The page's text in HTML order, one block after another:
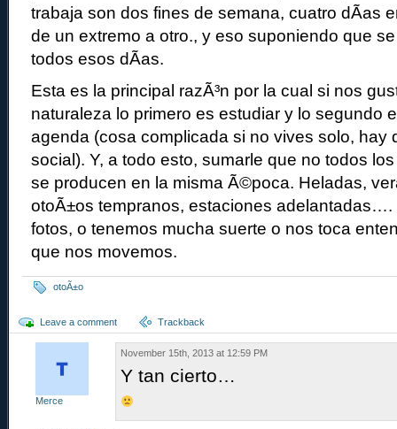
trabaja son dos fines de semana, cuatro dÃ­as
de un extremo a otro., y eso suponiendo que
todos esos dÃ­as.
Esta es la principal razÃ³n por la cual si nos
naturaleza lo primero es estudiar y lo segundo
agenda (cosa complicada si no vives solo, hay
social). Y, a todo esto, sumarle que no todos
se producen en la misma Ã©poca. Heladas,
otoÃ±os tempranos, estaciones
fotos, o tenemos mucha suerte o nos toca
que nos movemos.
otoÃ±o
Leave a comment Trackback
Merce
November 15th, 2013 at 12:59 PM
Y tan cierto…